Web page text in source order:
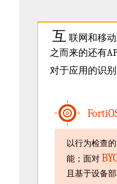
互 联网和移
之而来的还有
对于应用的识
以行为检查
能；面对
且基于设备